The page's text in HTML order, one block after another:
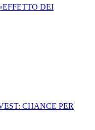
DEI
CHANCE PER